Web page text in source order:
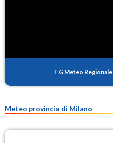
TG Meteo Regionale
Meteo provincia di Milano